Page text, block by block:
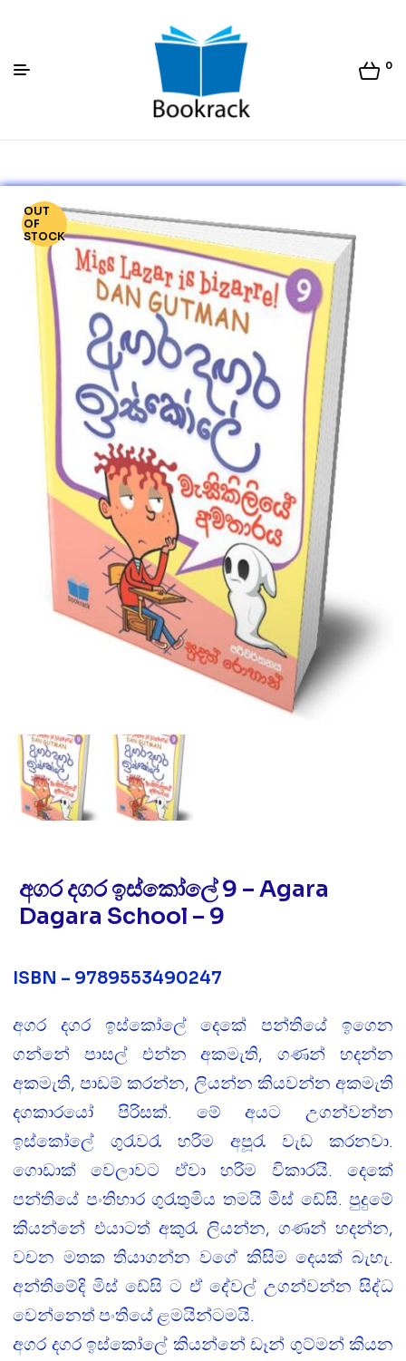
Bookrack.lk
0
OUT
OF
STOCK
අගර දගර ඉස්කෝලේ 9 – Agara
Dagara School – 9
ISBN – 9789553490247
අගර දගර ඉස්කෝලේ දෙකේ පන්තියේ ඉගෙන
ගන්නේ පාසල් එන්න අකමැති, ගණන් හදන්න
අකමැති, පාඩම් කරන්න, ලියන්න කියවන්න අකමැති
දගකාරයෝ පිරිසක්. මේ අයට උගන්වන්න
ඉස්කෝලේ ගුරැවරැ හරිම අපූරැ වැඩ කරනවා.
ගොඩාක් වෙලාවට ඒවා හරිම විකාරයි. දෙකේ
පන්තියේ පංතිභාර ගුරැතුමිය තමයි මිස් ඩේසි. පුදුමේ
කියන්නේ එයාටත් අකුරැ ලියන්න, ගණන් හදන්න,
වචන මතක තියාගන්න වගේ කිසිම දෙයක් බැහැ.
අන්තිමේදි මිස් ඩේසි ට ඒ දේවල් උගන්වන්න සිද්ධ
වෙන්නෙත් පංතියේ ළමයින්ටමයි.
අගර දගර ඉස්කෝලේ කියන්නේ ඩෑන් ගුට්මන් කියන